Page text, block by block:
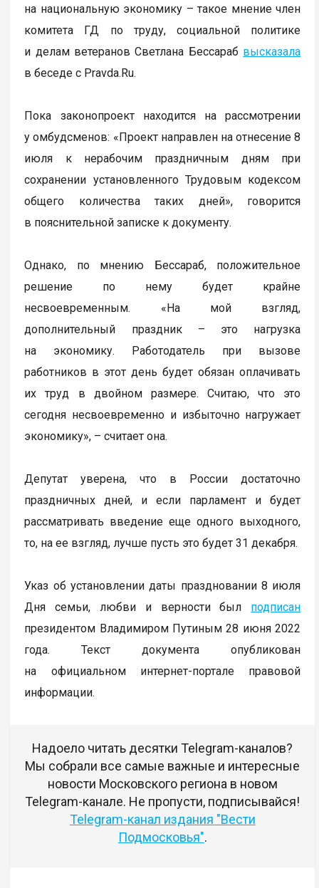
на национальную экономику – такое мнение член
комитета ГД по труду, социальной политике
и делам ветеранов Светлана Бессараб высказала
в беседе с Pravda.Ru.
Пока законопроект находится на рассмотрении
у омбудсменов: «Проект направлен на отнесение 8
июля к нерабочим праздничным дням при
сохранении установленного Трудовым кодексом
общего количества таких дней», говорится
в пояснительной записке к документу.
Однако, по мнению Бессараб, положительное
решение по нему будет крайне
несвоевременным. «На мой взгляд,
дополнительный праздник – это нагрузка
на экономику. Работодатель при вызове
работников в этот день будет обязан оплачивать
их труд в двойном размере. Считаю, что это
сегодня несвоевременно и избыточно нагружает
экономику», – считает она.
Депутат уверена, что в России достаточно
праздничных дней, и если парламент и будет
рассматривать введение еще одного выходного,
то, на ее взгляд, лучше пусть это будет 31 декабря.
Указ об установлении даты праздновании 8 июля
Дня семьи, любви и верности был подписан
президентом Владимиром Путиным 28 июня 2022
года. Текст документа опубликован
на официальном интернет-портале правовой
информации.
Надоело читать десятки Telegram-каналов?
Мы собрали все самые важные и интересные
новости Московского региона в новом
Telegram-канале. Не пропусти, подписывайся!
Telegram-канал издания "Вести
Подмосковья".